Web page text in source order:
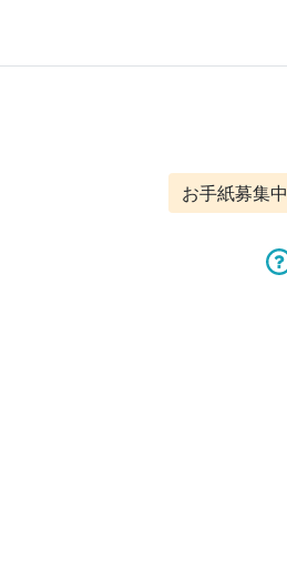
お手紙募集中